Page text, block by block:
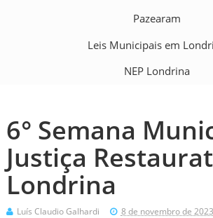
Pazearam
Leis Municipais em
NEP Londrina
6° Semana
Justiça
Londrina
Luís Claudio Galhardi 8 de novembro de 2023